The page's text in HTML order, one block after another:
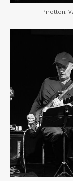
Pirotton,